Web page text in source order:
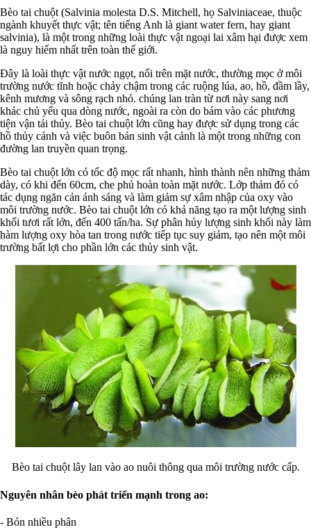
Bèo tai chuột (Salvinia molesta D.S. Mitchell, họ Salviniaceae, thuộc
ngành khuyết thực vật; tên tiếng Anh là giant water fern, hay giant
salvinia), là một trong những loài thực vật ngoại lai xâm hại được xem
là nguy hiểm nhất trên toàn thế giới.
Đây là loài thực vật nước ngọt, nổi trên mặt nước, thường mọc ở môi
trường nước tĩnh hoặc chảy chậm trong các ruộng lúa, ao, hồ, đầm lầy,
kênh mương và sông rạch nhỏ. chúng lan tràn từ nơi này sang nơi
khác chủ yếu qua dòng nước, ngoài ra còn do bám vào các phương
tiện vận tải thủy. Bèo tai chuột lớn cũng hay được sử dụng trong các
hồ thủy cảnh và việc buôn bán sinh vật cảnh là một trong những con
đường lan truyền quan trọng.
Bèo tai chuột lớn có tốc độ mọc rất nhanh, hình thành nên những thảm
dày, có khi đến 60cm, che phủ hoàn toàn mặt nước. Lớp thảm đó có
tác dụng ngăn cản ánh sáng và làm giảm sự xâm nhập của oxy vào
môi trường nước. Bèo tai chuột lớn có khả năng tạo ra một lượng sinh
khối tươi rất lớn, đến 400 tấn/ha. Sự phân hủy lượng sinh khối này làm
hàm lượng oxy hòa tan trong nước tiếp tục suy giảm, tạo nên một môi
trường bất lợi cho phần lớn các thủy sinh vật.
Bèo tai chuột lây lan vào ao nuôi thông qua môi trường nước cấp.
Nguyên nhân bèo phát triển mạnh trong ao:
- Bón nhiều phân